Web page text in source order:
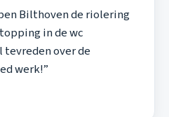
Bilthoven de riolering
in de wc
tevreden over de
werk!”